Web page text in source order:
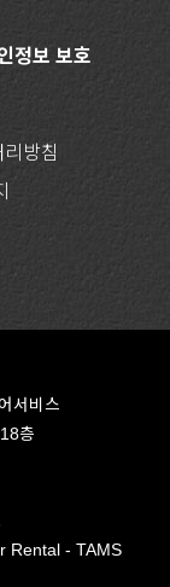
정보 보호
방침
서비스
층
Rental - TAMS